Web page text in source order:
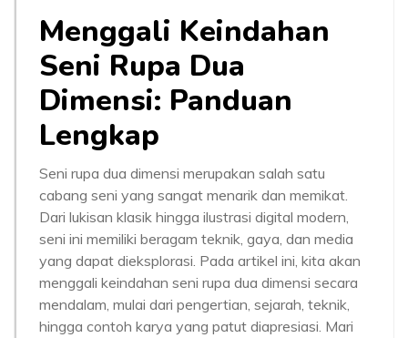
Menggali Keindahan
Seni Rupa Dua
Dimensi: Panduan
Lengkap
Seni rupa dua dimensi merupakan salah satu
cabang seni yang sangat menarik dan memikat.
Dari lukisan klasik hingga ilustrasi digital modern,
seni ini memiliki beragam teknik, gaya, dan media
yang dapat dieksplorasi. Pada artikel ini, kita akan
menggali keindahan seni rupa dua dimensi secara
mendalam, mulai dari pengertian, sejarah, teknik,
hingga contoh karya yang patut diapresiasi. Mari